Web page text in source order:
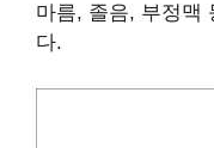
마름, 졸음, 부정맥
다.